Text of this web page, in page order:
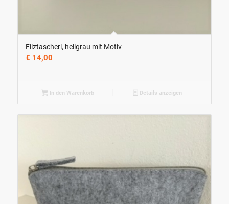
Filztascherl, hellgrau mit Motiv
€ 14,00
In den Warenkorb Details anzeigen